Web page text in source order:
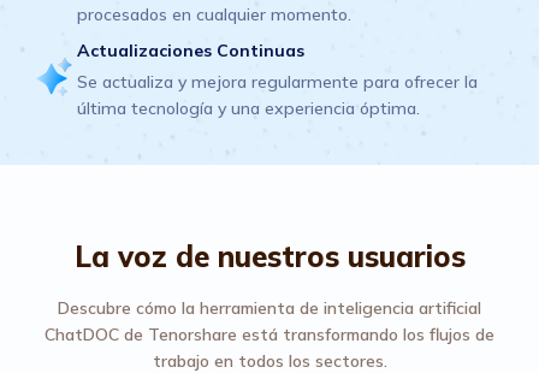
procesados en cualquier momento.
Actualizaciones Continuas
Se actualiza y mejora regularmente para ofrecer la
última tecnología y una experiencia óptima.
La voz de nuestros usuarios
Descubre cómo la herramienta de inteligencia artificial
ChatDOC de Tenorshare está transformando los flujos de
trabajo en todos los sectores.